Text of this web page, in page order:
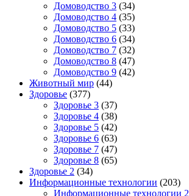
Домоводство 3 (34)
Домоводство 4 (35)
Домоводство 5 (33)
Домоводство 6 (34)
Домоводство 7 (32)
Домоводство 8 (47)
Домоводство 9 (42)
Животный мир (44)
Здоровье (377)
Здоровье 3 (37)
Здоровье 4 (38)
Здоровье 5 (42)
Здоровье 6 (63)
Здоровье 7 (47)
Здоровье 8 (65)
Здоровье 2 (34)
Информационные технологии (203)
Информационные технологии 2